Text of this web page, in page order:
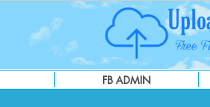
FB ADMIN